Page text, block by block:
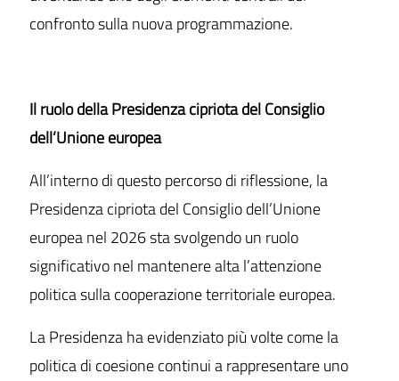
confronto sulla nuova programmazione.
Il ruolo della Presidenza cipriota del Consiglio
dell’Unione europea
All’interno di questo percorso di riflessione, la
Presidenza cipriota del Consiglio dell’Unione
europea nel 2026 sta svolgendo un ruolo
significativo nel mantenere alta l’attenzione
politica sulla cooperazione territoriale europea.
La Presidenza ha evidenziato più volte come la
politica di coesione continui a rappresentare uno